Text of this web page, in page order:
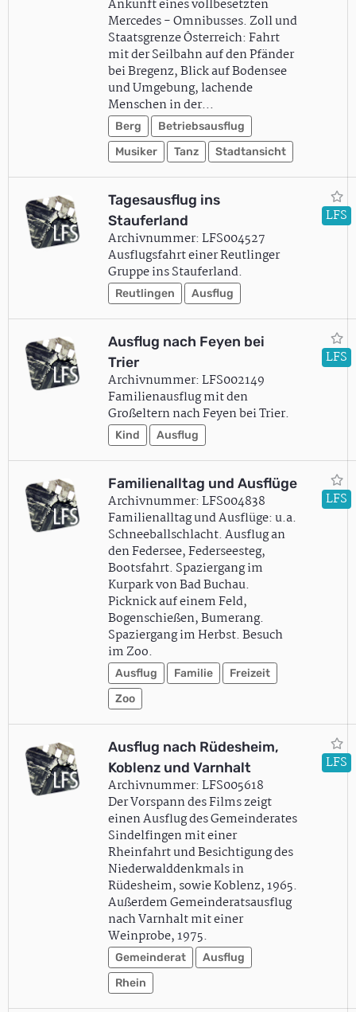
Ankunft eines vollbesetzten
Mercedes - Omnibusses. Zoll und
Staatsgrenze Österreich: Fahrt
mit der Seilbahn auf den Pfänder
bei Bregenz, Blick auf Bodensee
und Umgebung, lachende
Menschen in der…
Berg
Betriebsausflug
Musiker
Tanz Stadtansicht
Tagesausflug ins
Stauferland
Archivnummer: LFS004527
Ausflugsfahrt einer Reutlinger
Gruppe ins Stauferland.
Reutlingen Ausflug
LFS
Ausflug nach Feyen bei
Trier
Archivnummer: LFS002149
Familienausflug mit den
Großeltern nach Feyen bei Trier.
Kind Ausflug
LFS
Familienalltag und Ausflüge
Archivnummer: LFS004838
Familienalltag und Ausflüge: u.a.
Schneeballschlacht. Ausflug an
den Federsee, Federseesteg,
Bootsfahrt. Spaziergang im
Kurpark von Bad Buchau.
Picknick auf einem Feld,
Bogenschießen, Bumerang.
Spaziergang im Herbst. Besuch
im Zoo.
Ausflug Familie
Freizeit
Zoo
LFS
Ausflug nach Rüdesheim,
Koblenz und Varnhalt
Archivnummer: LFS005618
Der Vorspann des Films zeigt
einen Ausflug des Gemeinderates
Sindelfingen mit einer
Rheinfahrt und Besichtigung des
Niederwalddenkmals in
Rüdesheim, sowie Koblenz, 1965.
Außerdem Gemeinderatsausflug
nach Varnhalt mit einer
Weinprobe, 1975.
Gemeinderat
Ausflug
Rhein
LFS